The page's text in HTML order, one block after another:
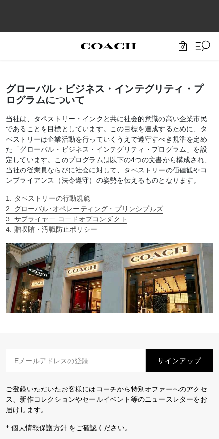
0
グローバル・ビジネス・インテグリティ・プ
ログラムについて
当社は、タペストリー・インクと共に社会的意識の高い企業市民
であることを目標としています。この目標を達成するために、タ
ペストリーは企業活動を行っていくうえで遵守すべき規準を定め
た「グローバル・ビジネス・インテグリティ・プログラム」を設
定しています。このプログラムは以下の4つの文書から構成され、
当社の従業員ならびに社会に対して、タペストリーの価値観やコ
ンプライアンス（法令遵守）の姿勢を伝えるものとなります。
1. タペストリーの行動規範
2. グローバル･オペレーティング・プリンシプルズ
3. サプライヤー コードオブコンダクト
4. 贈収賄・汚職防止ポリシー
サインアップ
ご登録いただいたお客様にはコーチから特別オファーへのアクセ
ス、新作コレクションやセールイベント等のニュースレターをお
届けします。
*個人情報保護方針 をご確認ください。